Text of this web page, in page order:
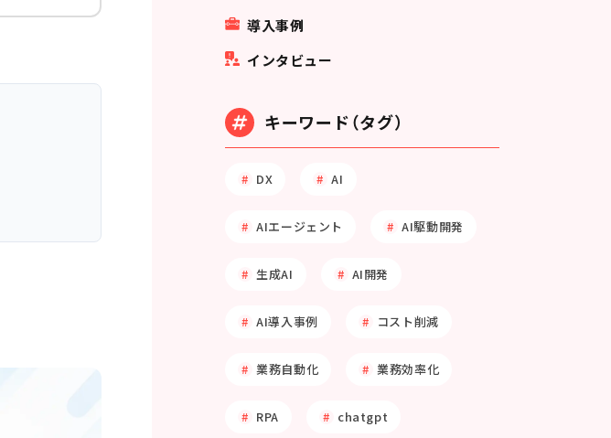
導入事例
インタビュー
キーワード（タグ）
DX AI
AIエージェント AI駆動開発
生成AI AI開発
AI導入事例 コスト削減
業務自動化 業務効率化
RPA chatgpt